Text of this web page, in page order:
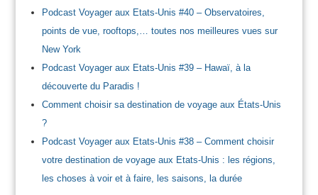
Podcast Voyager aux Etats-Unis #40 – Observatoires,
points de vue, rooftops,… toutes nos meilleures vues sur
New York
Podcast Voyager aux Etats-Unis #39 – Hawaï, à la
découverte du Paradis !
Comment choisir sa destination de voyage aux États-Unis
?
Podcast Voyager aux Etats-Unis #38 – Comment choisir
votre destination de voyage aux Etats-Unis : les régions,
les choses à voir et à faire, les saisons, la durée